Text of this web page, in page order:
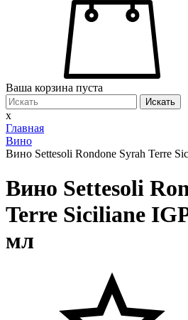
Ваша корзина пуста
Искать
x
Главная
Вино
Вино Settesoli Rondone Syrah Terre
Вино Settesoli
Terre Siciliane
мл